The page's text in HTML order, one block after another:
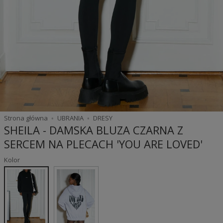
Strona główna UBRANIA DRESY
SHEILA - DAMSKA BLUZA CZARNA Z
SERCEM NA PLECACH 'YOU ARE LOVED'
Kolor